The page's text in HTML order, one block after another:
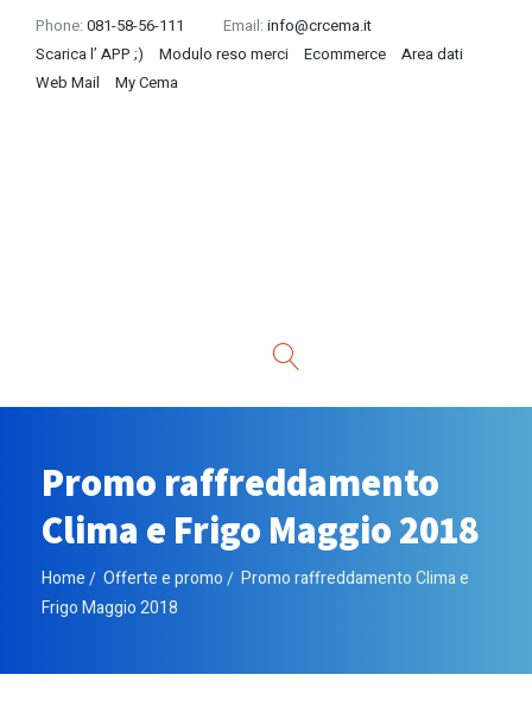
Phone: 081-58-56-111 Email: info@crcema.it
Scarica l’ APP ;)
Modulo reso merci Ecommerce
Area dati
Web Mail
My Cema
Promo raffreddamento
Clima e Frigo Maggio 2018
Home Offerte e promo
Promo raffreddamento Clima e
Frigo Maggio 2018